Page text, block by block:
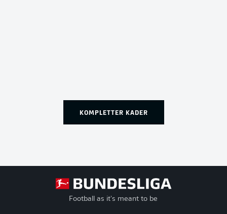
KOMPLETTER KADER
Football as it's meant to be